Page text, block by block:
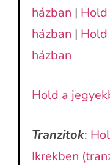
házban | Hold
házban | Hold
házban
Hold a
Tranzitok:
Ikrekben